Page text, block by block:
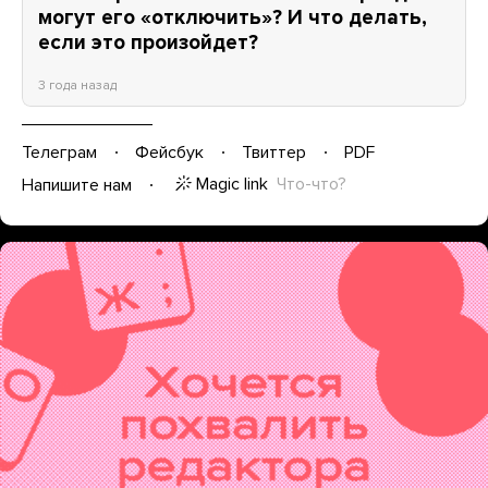
могут его «отключить»? И что делать,
если это произойдет?
3 года назад
Телеграм Фейсбук Твиттер
PDF
Напишите нам
Magic link Что-что?